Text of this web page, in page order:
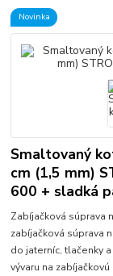
Novinka
Smaltovaný
cm (1,5 mm)
600 + sladká
Zabíjačková súprava
zabíjačková súprava
do jaterníc, tlačenky
vývaru na